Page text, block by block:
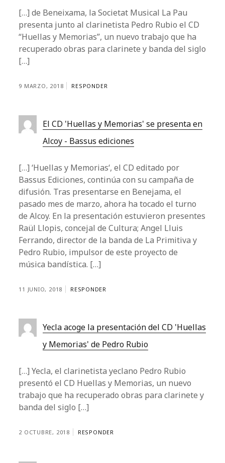
[…] de Beneixama, la Societat Musical La Pau
presenta junto al clarinetista Pedro Rubio el CD
“Huellas y Memorias”, un nuevo trabajo que ha
recuperado obras para clarinete y banda del siglo
[…]
9 MARZO, 2018 RESPONDER
El CD 'Huellas y Memorias' se presenta en
Alcoy - Bassus ediciones
[…] ‘Huellas y Memorias‘, el CD editado por
Bassus Ediciones, continúa con su campaña de
difusión. Tras presentarse en Benejama, el
pasado mes de marzo, ahora ha tocado el turno
de Alcoy. En la presentación estuvieron presentes
Raül Llopis, concejal de Cultura; Angel Lluis
Ferrando, director de la banda de La Primitiva y
Pedro Rubio, impulsor de este proyecto de
música bandística. […]
11 JUNIO, 2018 RESPONDER
Yecla acoge la presentación del CD 'Huellas
y Memorias' de Pedro Rubio
[…] Yecla, el clarinetista yeclano Pedro Rubio
presentó el CD Huellas y Memorias, un nuevo
trabajo que ha recuperado obras para clarinete y
banda del siglo […]
2 OCTUBRE, 2018 RESPONDER